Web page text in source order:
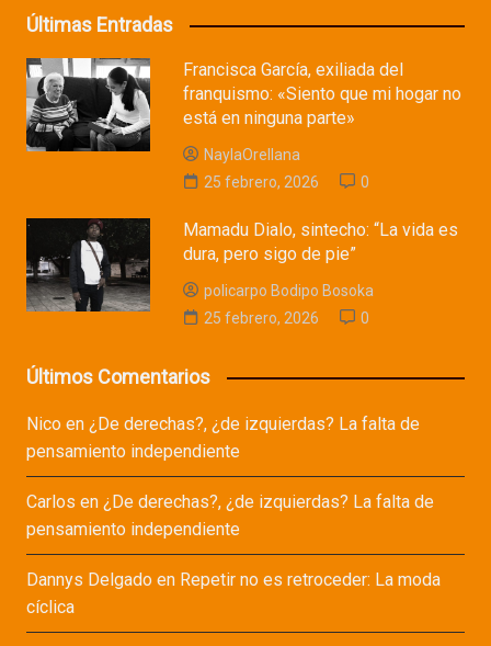
Últimas Entradas
Francisca García, exiliada del
franquismo: «Siento que mi hogar no
está en ninguna parte»
NaylaOrellana
25 febrero, 2026
0
Mamadu Dialo, sintecho: “La vida es
dura, pero sigo de pie”
policarpo Bodipo Bosoka
25 febrero, 2026
0
Últimos Comentarios
Nicoen ¿De derechas?, ¿de izquierdas? La falta de
pensamiento independiente
Carlos en ¿De derechas?, ¿de izquierdas? La falta de
pensamiento independiente
Dannys Delgadoen Repetir no es retroceder: La moda
cíclica